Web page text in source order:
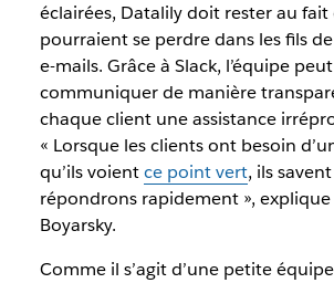
éclairées, Datalily doit rester au fait
pourraient se perdre dans les fils
e-mails. Grâce à Slack, l’équipe
communiquer de manière
chaque client une assistance
« Lorsque les clients ont besoin
qu’ils voientce point vert, ils
répondrons rapidement »,
Boyarsky.
Comme il s’agit d’une petite